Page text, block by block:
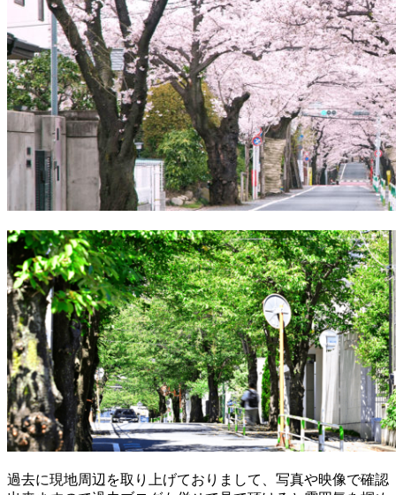
過去に現地周辺を取り上げておりまして、写真や映像で確認